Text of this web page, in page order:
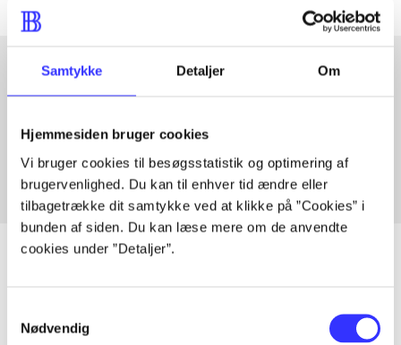
Samtykke Detaljer Om
Hjemmesiden bruger cookies
Vi bruger cookies til besøgsstatistik og optimering af
brugervenlighed. Du kan til enhver tid ændre eller
tilbagetrække dit samtykke ved at klikke på ”Cookies” i
bunden af siden. Du kan læse mere om de anvendte
cookies under ”Detaljer”.
Nødvendig
Fra
Alle registrerede artikler fordelt på udgivelser